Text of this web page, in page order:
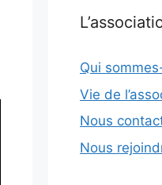
Qui
Vie de
Nous
Nous